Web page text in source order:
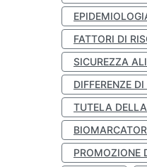
FATTORI DI
SICUREZZA
DIFFERENZE DI
TUTELA
PROMOZIONE